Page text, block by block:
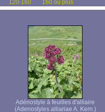
120-160 160 ou plus
Adénostyle à feuilles d'alliaire
(Adenostyles alliariae A. Kern.)